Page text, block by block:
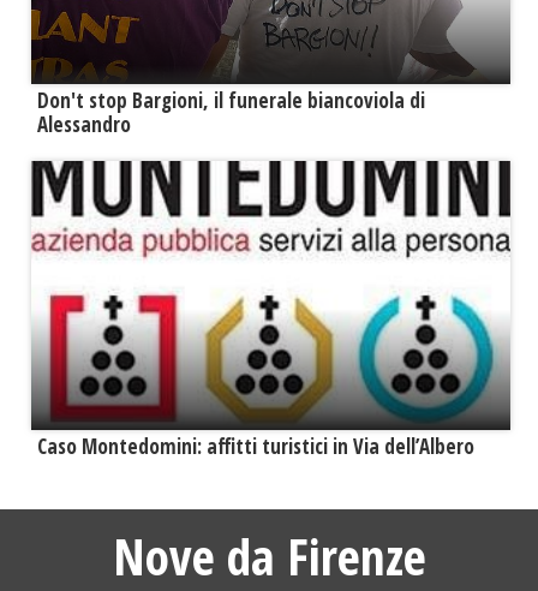
Don't stop Bargioni, il funerale biancoviola di
Alessandro
Caso Montedomini: affitti turistici in Via dell’Albero
Nove da Firenze